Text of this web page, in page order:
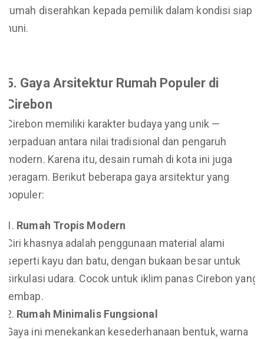
rumah diserahkan kepada pemilik dalam kondisi siap
huni.
5. Gaya Arsitektur Rumah Populer di
Cirebon
Cirebon memiliki karakter budaya yang unik —
perpaduan antara nilai tradisional dan pengaruh
modern. Karena itu, desain rumah di kota ini juga
beragam. Berikut beberapa gaya arsitektur yang
populer:
Rumah Tropis Modern
Ciri khasnya adalah penggunaan material alami
seperti kayu dan batu, dengan bukaan besar untuk
sirkulasi udara. Cocok untuk iklim panas Cirebon yang
lembap.
Rumah Minimalis Fungsional
Gaya ini menekankan kesederhanaan bentuk, warna